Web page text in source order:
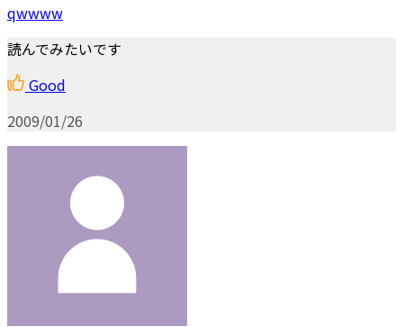
qwwww
読んでみたいです
Good
2009/01/26